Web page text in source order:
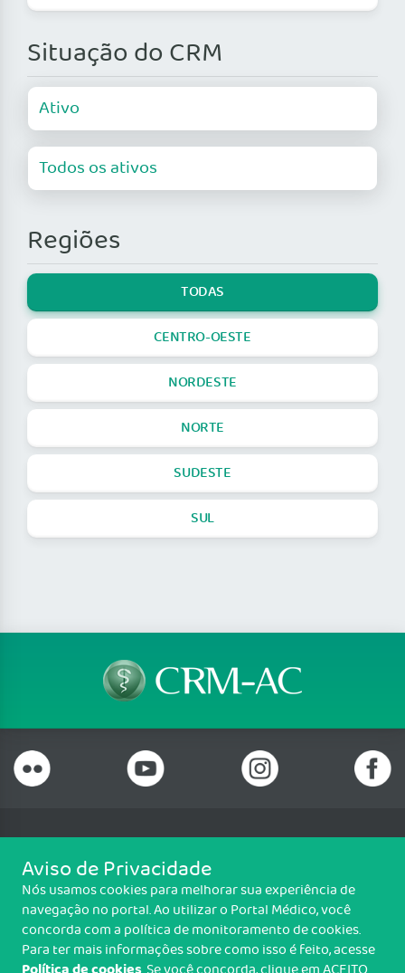
Situação do CRM
Regiões
TODAS
CENTRO-OESTE
NORDESTE
NORTE
SUDESTE
SUL
Telefone: (68) 3227 1313
Fax: (68) 3227 5777
Email: crmac@crmac.org.br
Estrada Dias Martins, n.° 933, Jardim de Alah, Rio Branco/AC - CEP:
69915-526
Aviso de Privacidade
Nós usamos cookies para melhorar sua experiência de
navegação no portal. Ao utilizar o Portal Médico, você
concorda com a política de monitoramento de cookies.
Para ter mais informações sobre como isso é feito, acesse